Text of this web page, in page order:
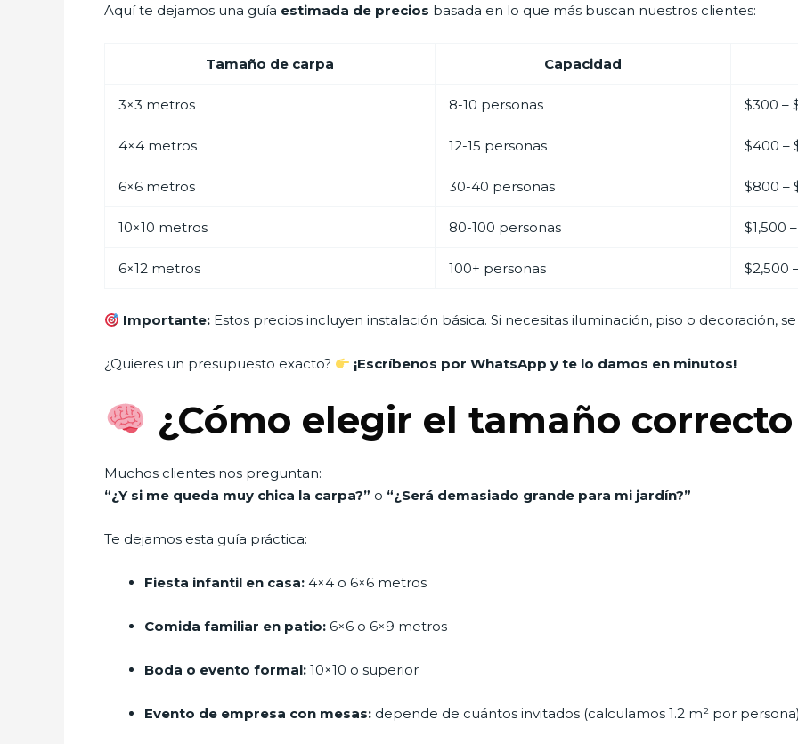
Aquí te dejamos una guía estimada de precios basada en lo que más buscan nuestros clientes:
Tamaño de carpa Capacidad
3×3 metros 8-10 personas $300 –
4×4 metros 12-15 personas $400 –
6×6 metros 30-40 personas $800 –
10×10 metros 80-100 personas $1,500
6×12 metros 100+ personas $2,500
Importante: Estos precios incluyen instalación básica. Si necesitas iluminación, piso o decoración,
¿Quieres un presupuesto exacto? ¡Escríbenos por WhatsApp y te lo damos en minutos!
¿Cómo elegir el tamaño
Muchos clientes nos preguntan:
“¿Y si me queda muy chica la carpa?” o “¿Será demasiado grande para mi jardín?”
Te dejamos esta guía práctica:
Fiesta infantil en casa: 4×4 o 6×6 metros
Comida familiar en patio: 6×6 o 6×9 metros
Boda o evento formal: 10×10 o superior
Evento de empresa con mesas: depende de cuántos invitados (calculamos 1.2 m² por persona)